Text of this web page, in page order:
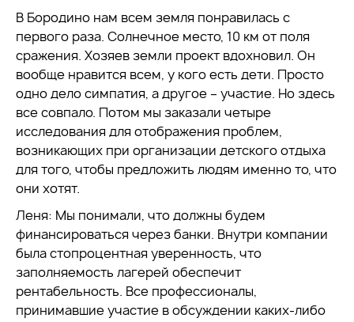
В Бородино нам всем земля понравилась с
первого раза. Солнечное место, 10 км от поля
сражения. Хозяев земли проект вдохновил. Он
вообще нравится всем, у кого есть дети. Просто
одно дело симпатия, а другое – участие. Но здесь
все совпало. Потом мы заказали четыре
исследования для отображения проблем,
возникающих при организации детского отдыха
для того, чтобы предложить людям именно то, что
они хотят.
Леня: Мы понимали, что должны будем
финансироваться через банки. Внутри компании
была стопроцентная уверенность, что
заполняемость лагерей обеспечит
рентабельность. Все профессионалы,
принимавшие участие в обсуждении каких-либо